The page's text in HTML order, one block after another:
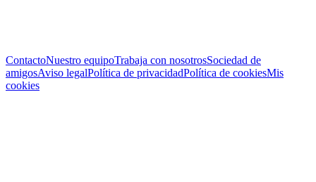
ContactoNuestro equipoTrabaja con nosotrosSociedad de
amigosAviso legalPolítica de privacidadPolítica de cookiesMis
cookies